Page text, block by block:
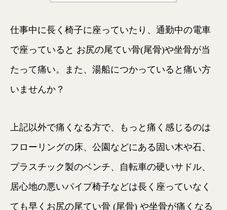
仕事中に長く椅子に座っていたり、通勤中の電車
で座っていると お尻の尾てい骨(尾骨)や坐骨が当
たって痛い。また、湯船につかっていると痛い方
いませんか？
上記以外で痛くなる方で、もっと痛く感じるのは
フローリングの床、公園などにある固い木や石、
プラスチック製のベンチ、自転車の硬いサドル、
居心地の悪いパイプ椅子などは長く座っていなく
ても早くお尻の尾てい骨 (尾骨) や坐骨が痛くなる